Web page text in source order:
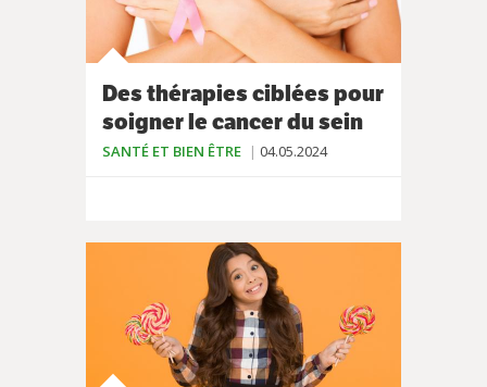
Des thérapies ciblées pour
soigner le cancer du sein
SANTÉ ET BIEN ÊTRE 04.05.2024